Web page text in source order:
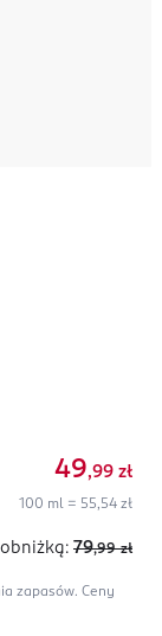
49,99 zł
100 ml = 55,54 zł
79,99 zł
zapasów. Ceny